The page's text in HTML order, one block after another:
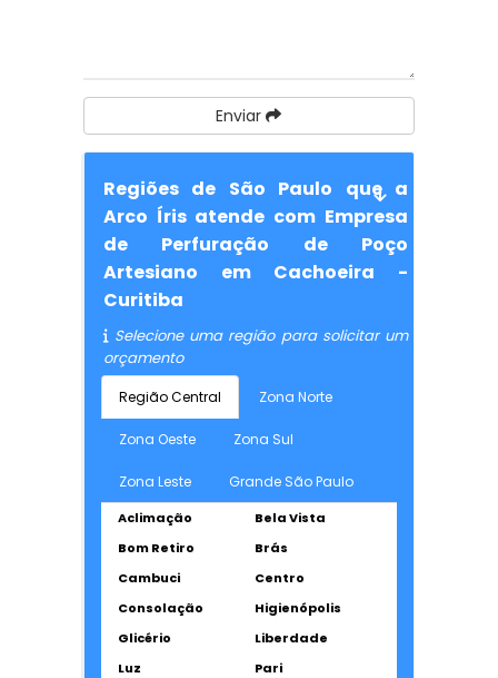
Enviar
Regiões de São Paulo que a
Arco Íris atende com Empresa
de Perfuração de Poço
Artesiano em Cachoeira -
Curitiba
Selecione uma região para solicitar um
orçamento
Região Central Zona Norte
Zona Oeste Zona Sul
Zona Leste Grande São Paulo
Aclimação
Bela Vista
Bom Retiro
Brás
Cambuci
Centro
Consolação
Higienópolis
Glicério
Liberdade
Luz
Pari